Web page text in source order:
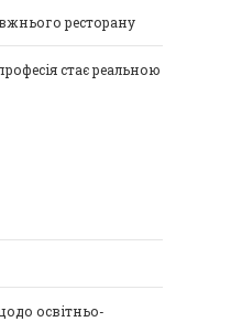
ресторану
стає реальною
освітньо-